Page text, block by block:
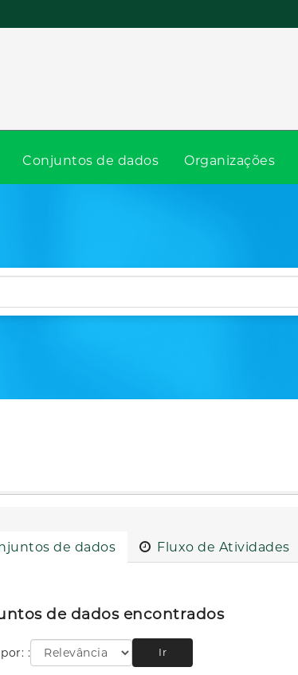
Conjuntos de dados Organizações
de dados Fluxo de Atividades
de dados encontrados
Ir